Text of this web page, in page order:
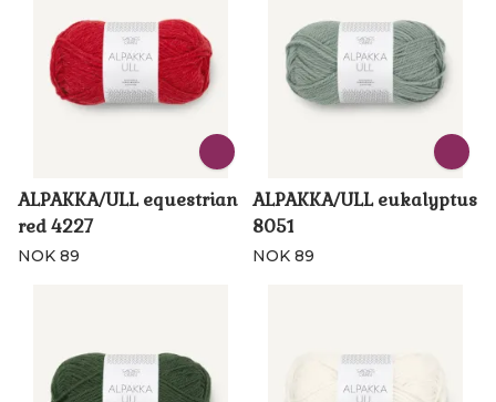
ALPAKKA/ULL equestrian
red 4227
NOK 89
ALPAKKA/ULL eukalyptus
8051
NOK 89